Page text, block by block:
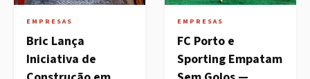
EMPRESAS
Bric Lança
Iniciativa de
EMPRESAS
FC Porto e
Sporting Empatam